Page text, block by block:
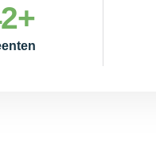
+